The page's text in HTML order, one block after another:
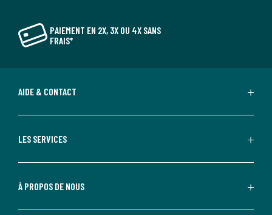
PAIEMENT EN 2X, 3X OU 4X SANS
FRAIS*
AIDE & CONTACT
LES SERVICES
À PROPOS DE NOUS